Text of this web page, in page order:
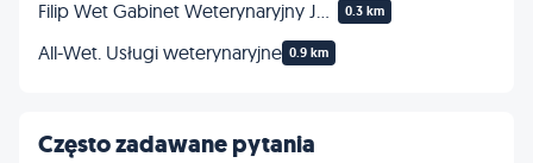
0.3 km
All-Wet. Usługi weterynaryjne 0.9 km
Często zadawane pytania